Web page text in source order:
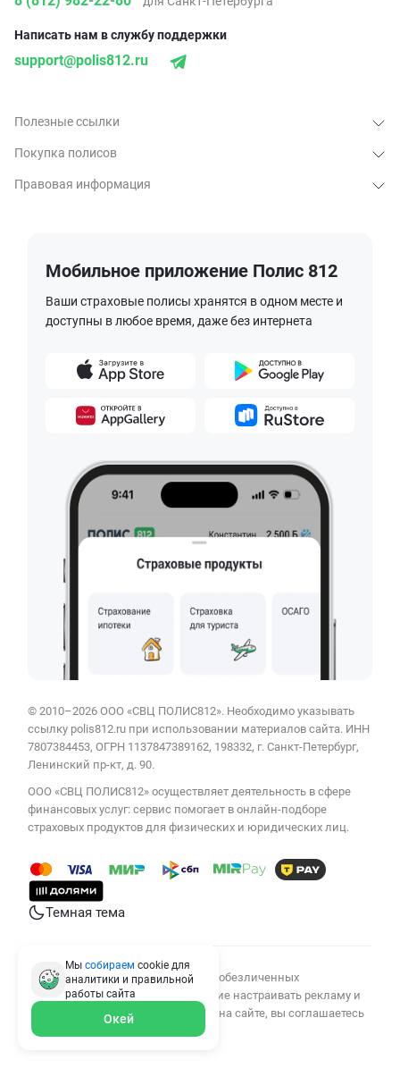
Полезные ссылки
Покупка полисов
Правовая информация
Написать нам в службу поддержки
support@polis812.ru
Мобильное приложение Полис 812
Ваши страховые полисы хранятся в одном месте и
доступны в любое время, даже без интернета
© 2010–2026 ООО «СВЦ ПОЛИС812». Необходимо указывать
ссылку polis812.ru при использовании материалов сайта. ИНН
7807384453, ОГРН 1137847389162, 198332, г. Санкт-Петербург,
Ленинский пр-кт, д. 90.
ООО «СВЦ ПОЛИС812» осуществляет деятельность в сфере
финансовых услуг: сервис помогает в онлайн-подборе
страховых продуктов для физических и юридических лиц.
Темная тема
Мы используем cookies для сбора обезличенных
персональных данных, помогающие настраивать рекламу и
анализировать трафик. Оставаясь на сайте, вы соглашаетесь
на сбор таких данных.
Мы собираем cookie для
аналитики и правильной
работы сайта
Окей